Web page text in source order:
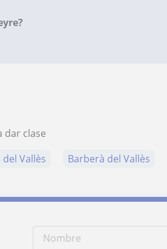
dar clase
Vallès Barberà del Vallès